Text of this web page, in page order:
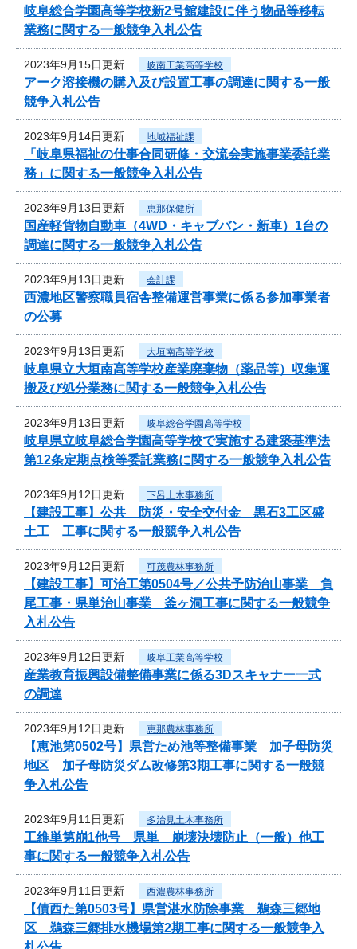
岐阜総合学園高等学校新2号館建設に伴う物品等移転
業務に関する一般競争入札公告
2023年9月15日更新 岐南工業高等学校
アーク溶接機の購入及び設置工事の調達に関する一般
競争入札公告
2023年9月14日更新 地域福祉課
「岐阜県福祉の仕事合同研修・交流会実施事業委託業
務」に関する一般競争入札公告
2023年9月13日更新 恵那保健所
国産軽貨物自動車（4WD・キャブバン・新車）1台の
調達に関する一般競争入札公告
2023年9月13日更新 会計課
西濃地区警察職員宿舎整備運営事業に係る参加事業者
の公募
2023年9月13日更新 大垣南高等学校
岐阜県立大垣南高等学校産業廃棄物（薬品等）収集運
搬及び処分業務に関する一般競争入札公告
2023年9月13日更新 岐阜総合学園高等学校
岐阜県立岐阜総合学園高等学校で実施する建築基準法
第12条定期点検等委託業務に関する一般競争入札公告
2023年9月12日更新 下呂土木事務所
【建設工事】公共 防災・安全交付金 黒石3工区盛
土工 工事に関する一般競争入札公告
2023年9月12日更新 可茂農林事務所
【建設工事】可治工第0504号／公共予防治山事業 負
尾工事・県単治山事業 釜ヶ洞工事に関する一般競争
入札公告
2023年9月12日更新 岐阜工業高等学校
産業教育振興設備整備事業に係る3Dスキャナー一式
の調達
2023年9月12日更新 恵那農林事務所
【恵池第0502号】県営ため池等整備事業 加子母防災
地区 加子母防災ダム改修第3期工事に関する一般競
争入札公告
2023年9月11日更新 多治見土木事務所
工維単第崩1他号 県単 崩壊決壊防止（一般）他工
事に関する一般競争入札公告
2023年9月11日更新 西濃農林事務所
【債西た第0503号】県営湛水防除事業 鵜森三郷地
区 鵜森三郷排水機場第2期工事に関する一般競争入